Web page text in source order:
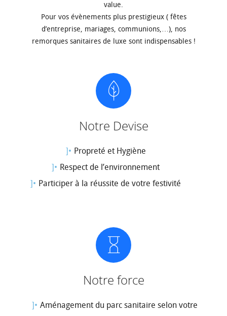
value.
Pour vos évènements plus prestigieux ( fêtes
d’entreprise, mariages, communions,…), nos
remorques sanitaires de luxe sont indispensables !
Notre Devise
Propreté et Hygiène
Respect de l’environnement
Participer à la réussite de votre festivité
Notre force
Aménagement du parc sanitaire selon votre